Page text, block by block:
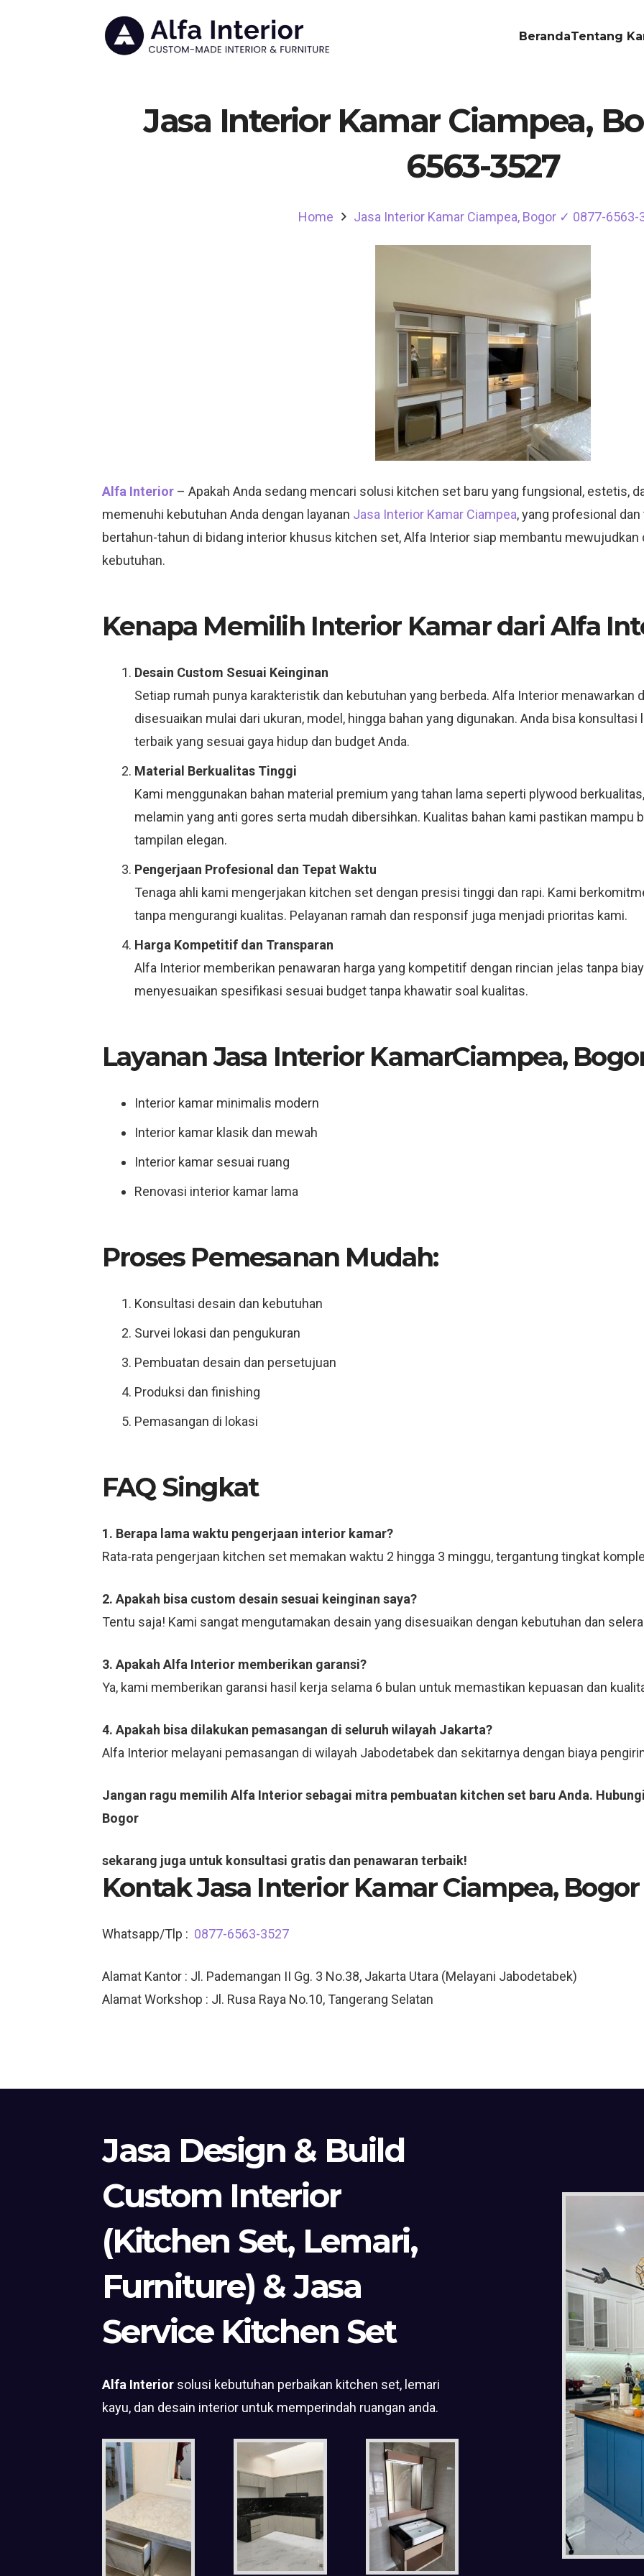
BerandaTentang
Jasa Interior Kamar Ciampea,
6563-3527
Home Jasa Interior Kamar Ciampea, Bogor ✓ 0877-6563-
Alfa Interior – Apakah Anda sedang mencari solusi kitchen set baru yang fungsional, estetis,
memenuhi kebutuhan Anda dengan layanan Jasa Interior Kamar Ciampea, yang profesional
bertahun-tahun di bidang interior khusus kitchen set, Alfa Interior siap membantu mewujudkan
kebutuhan.
Kenapa Memilih Interior Kamar dari Alfa
Desain Custom Sesuai Keinginan
Setiap rumah punya karakteristik dan kebutuhan yang berbeda. Alfa Interior menawarkan
disesuaikan mulai dari ukuran, model, hingga bahan yang digunakan. Anda bisa
terbaik yang sesuai gaya hidup dan budget Anda.
Material Berkualitas Tinggi
Kami menggunakan bahan material premium yang tahan lama seperti plywood
melamin yang anti gores serta mudah dibersihkan. Kualitas bahan kami pastikan mampu
tampilan elegan.
Pengerjaan Profesional dan Tepat Waktu
Tenaga ahli kami mengerjakan kitchen set dengan presisi tinggi dan rapi. Kami
tanpa mengurangi kualitas. Pelayanan ramah dan responsif juga menjadi prioritas kami.
Harga Kompetitif dan Transparan
Alfa Interior memberikan penawaran harga yang kompetitif dengan rincian jelas tanpa
menyesuaikan spesifikasi sesuai budget tanpa khawatir soal kualitas.
Layanan Jasa Interior KamarCiampea,
Interior kamar minimalis modern
Interior kamar klasik dan mewah
Interior kamar sesuai ruang
Renovasi interior kamar lama
Proses Pemesanan Mudah:
Konsultasi desain dan kebutuhan
Survei lokasi dan pengukuran
Pembuatan desain dan persetujuan
Produksi dan finishing
Pemasangan di lokasi
FAQ Singkat
1. Berapa lama waktu pengerjaan interior kamar?
Rata-rata pengerjaan kitchen set memakan waktu 2 hingga 3 minggu, tergantung tingkat
2. Apakah bisa custom desain sesuai keinginan saya?
Tentu saja! Kami sangat mengutamakan desain yang disesuaikan dengan kebutuhan dan selera
3. Apakah Alfa Interior memberikan garansi?
Ya, kami memberikan garansi hasil kerja selama 6 bulan untuk memastikan kepuasan dan
4. Apakah bisa dilakukan pemasangan di seluruh wilayah Jakarta?
Alfa Interior melayani pemasangan di wilayah Jabodetabek dan sekitarnya dengan biaya
Jangan ragu memilih Alfa Interior sebagai mitra pembuatan kitchen set baru Anda.
Bogor
sekarang juga untuk konsultasi gratis dan penawaran terbaik!
Kontak Jasa Interior Kamar Ciampea, Bogor
Whatsapp/Tlp : 0877-6563-3527
Alamat Kantor : Jl. Pademangan II Gg. 3 No.38, Jakarta Utara (Melayani Jabodetabek)
Alamat Workshop : Jl. Rusa Raya No.10, Tangerang Selatan
Jasa Design & Build
Custom Interior
(Kitchen Set, Lemari,
Furniture) & Jasa
Service Kitchen Set
Alfa Interior solusi kebutuhan perbaikan kitchen set, lemari
kayu, dan desain interior untuk memperindah ruangan anda.